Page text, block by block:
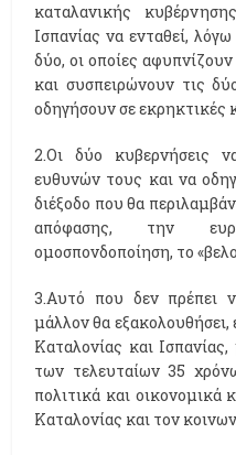
καταλανικής
Ισπανίας να ενταθεί,
δύο, οι οποίες
και συσπειρώνουν τις
οδηγήσουν σε εκρηκτικές
2.Οι δύο κυβερνήσεις
ευθυνών τους και να
διέξοδο που θα
απόφασης, την
ομοσπονδοποίηση, το
3.Αυτό που δεν πρέπει
μάλλον θα εξακολουθήσει,
Καταλονίας και
των τελευταίων 35
πολιτικά και οικονομικά
Καταλονίας και τον